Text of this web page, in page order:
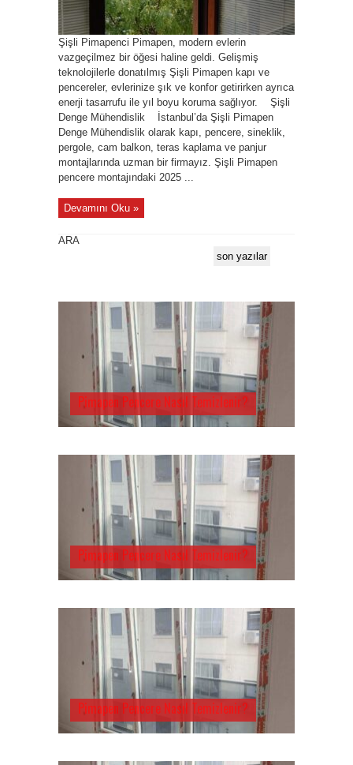
Şişli Pimapenci Pimapen, modern evlerin
vazgeçilmez bir öğesi haline geldi. Gelişmiş
teknolojilerle donatılmış Şişli Pimapen kapı ve
pencereler, evlerinize şık ve konfor getirirken ayrıca
enerji tasarrufu ile yıl boyu koruma sağlıyor. Şişli
Denge Mühendislik İstanbul’da Şişli Pimapen
Denge Mühendislik olarak kapı, pencere, sineklik,
pergole, cam balkon, teras kaplama ve panjur
montajlarında uzman bir firmayız. Şişli Pimapen
pencere montajındaki 2025 ...
Devamını Oku »
ARA
son yazılar
Pimapen Pencere Nasıl Temizlenir?
Pimapen Pencere Nasıl Temizlenir?
Pimapen Pencere Nasıl Temizlenir?